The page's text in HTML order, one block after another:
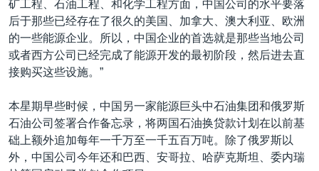
矿工程、石油工程、和化学工程方面，中国公司的水平要落
后于那些已经存在了很久的美国、加拿大、澳大利亚、欧洲
的一些能源企业。所以，中国企业的首选就是那些当地公司
或者西方公司已经完成了能源开发的最初阶段，然后进去直
接购买这些设施。”
本星期早些时候，中国另一家能源巨头中石油集团和俄罗斯
石油公司签署合作备忘录，将两国石油换贷款计划在以前基
础上额外追加每年一千万至一千五百万吨。除了俄罗斯以
外，中国公司今年还和巴西、安哥拉、哈萨克斯坦、委内瑞